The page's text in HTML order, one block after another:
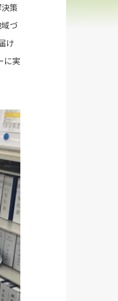
策
づ
け
に実